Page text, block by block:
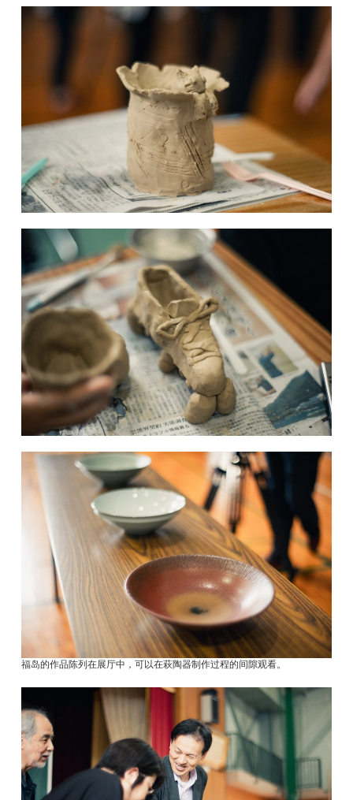
福岛的作品陈列在展厅中，可以在萩陶器制作过程的间隙观看。